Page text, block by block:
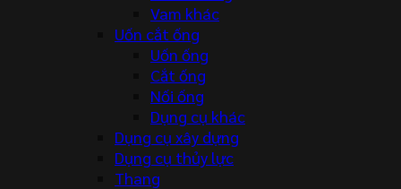
Vam khác
Uốn cắt ống
Uốn ống
Cắt ống
Nối ống
Dụng cụ khác
Dụng cụ xây dựng
Dụng cụ thủy lực
Thang